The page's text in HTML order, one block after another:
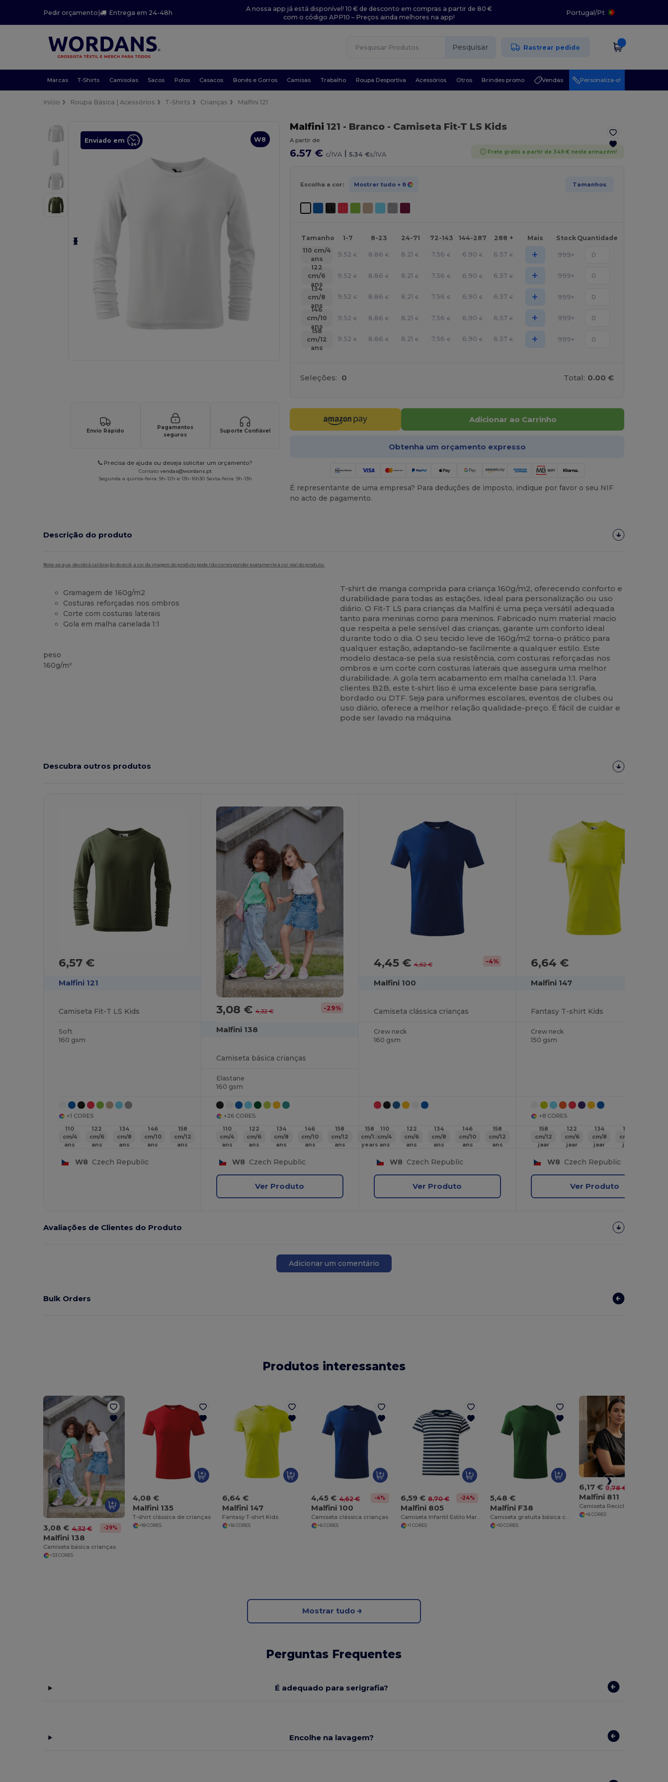
Pedir orçamento| Entrega em 24-48h
A nossa app já está disponível! 10 € de desconto em compras a partir de 80 €
com o código APP10 – Preços ainda melhores na app!
Portugal/Pt
Pesquisar Rastrear pedido
Marcas T-Shirts Camisolas Sacos Polos Casacos Bonés e Gorros Camisas Trabalho Roupa Desportiva Acessórios Otros Brindes promo Vendas Personaliza-o!
Início Roupa Básica | Acessórios T-Shirts Crianças Malfini 121
W8
Enviado em
Envio Rápido
Pagamentos
seguros
Suporte Confiável
Precisa de ajuda ou deseja solicitar um orçamento?
Contatovendas@wordans.pt
Segunda a quinta-feira: 9h-12h e 13h-16h30 Sexta-feira: 9h-13h
Malfini 121 - Branco- Camiseta Fit-T LS Kids
A partir de
6.57 € c/IVA | 5.34 €s/IVA Frete grátis a partir de 349 € neste armazém!
Escolha a cor: Mostrar tudo + 8 Tamanhos
Tamanho 1-7 8-23 24-71 72-143 144-287 288 + Mais Stock Quantidade
110 cm/4
ans
9.52 € 8.86 € 8.21 € 7.56 € 6.90 € 6.57 € +
999+
122
cm/6
ans
9.52 € 8.86 € 8.21 € 7.56 € 6.90 € 6.57 € +
999+
134
cm/8
ans
9.52 € 8.86 € 8.21 € 7.56 € 6.90 € 6.57 € +
999+
146
cm/10
ans
9.52 € 8.86 € 8.21 € 7.56 € 6.90 € 6.57 € +
999+
158
cm/12
ans
9.52 € 8.86 € 8.21 € 7.56 € 6.90 € 6.57 € + 999+
Seleções: 0 Total: 0.00 €
Adicionar ao Carrinho
Obtenha um orçamento expresso
É representante de uma empresa? Para deduções de imposto, indique por favor o seu NIF
no acto de pagamento.
Descrição do produto
Note-se que, devido à calibração do ecrã, a cor da imagem do produto pode não corresponder exatamente à cor real do produto.
Gramagem de 160g/m2
Costuras reforçadas nos ombros
Corte com costuras laterais
Gola em malha canelada 1:1
peso
160g/m²
T-shirt de manga comprida para criança 160g/m2, oferecendo conforto e
durabilidade para todas as estações. Ideal para personalização ou uso
diário. O Fit-T LS para crianças da Malfini é uma peça versátil adequada
tanto para meninas como para meninos. Fabricado num material macio
que respeita a pele sensível das crianças, garante um conforto ideal
durante todo o dia. O seu tecido leve de 160g/m2 torna-o prático para
qualquer estação, adaptando-se facilmente a qualquer estilo. Este
modelo destaca-se pela sua resistência, com costuras reforçadas nos
ombros e um corte com costuras laterais que assegura uma melhor
durabilidade. A gola tem acabamento em malha canelada 1:1. Para
clientes B2B, este t-shirt liso é uma excelente base para serigrafia,
bordado ou DTF. Seja para uniformes escolares, eventos de clubes ou
uso diário, oferece a melhor relação qualidade-preço. É fácil de cuidar e
pode ser lavado na máquina.
Descubra outros produtos
6,57 €
Malfini 121
Camiseta Fit-T LS Kids
Soft
160 gsm
+1 CORES
110
cm/4
ans
122
cm/6
ans
134
cm/8
ans
146
cm/10
ans
158
cm/12
ans
W8 Czech Republic
3,08 € 4,32 € -29%
Malfini 138
Camiseta básica crianças
Elastane
160 gsm
+26 CORES
110
cm/4
ans
122
cm/6
ans
134
cm/8
ans
146
cm/10
ans
158
cm/12
ans
158
cm/12
years
W8 Czech Republic
Ver Produto
4,45 €4,62 € -4%
Malfini 100
Camiseta clássica crianças
Crew neck
160 gsm
110
cm/4
ans
122
cm/6
ans
134
cm/8
ans
146
cm/10
ans
158
cm/12
ans
W8 Czech Republic
Ver Produto
6,64 €
Malfini 147
Fantasy T-shirt Kids
Crew neck
150 gsm
+8 CORES
158
cm/12
jaar
122
cm/6
jaar
134
cm/8
jaar
146
cm/10
jaar
W8 Czech Republic
Ver Produto
Avaliações de Clientes do Produto
Adicionar um comentário
Bulk Orders
Produtos interessantes
3,08 € 4,32 € -29%
Malfini 138
Camiseta básica crianças
+33 CORES
4,08 €
Malfini 135
T-shirt clássica de crianças
+18 CORES
6,64 €
Malfini 147
Fantasy T-shirt Kids
+16 CORES
4,45 € 4,62 € -4%
Malfini 100
Camiseta clássica crianças
+6 CORES
6,59 € 8,70 € -24%
Malfini 805
+1 CORES
5,48 €
Malfini F38
+10 CORES
6,17 € 9,78 €
Malfini 811
+6 CORES
Mostrar tudo
Perguntas Frequentes
É adequado para serigrafia?
Encolhe na lavagem?